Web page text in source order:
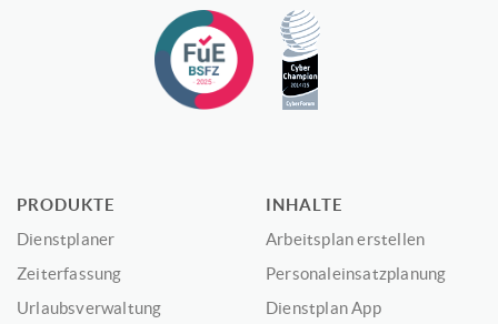
PRODUKTE
Dienstplaner
Zeiterfassung
Urlaubsverwaltung
INHALTE
Arbeitsplan erstellen
Personaleinsatzplanung
Dienstplan App